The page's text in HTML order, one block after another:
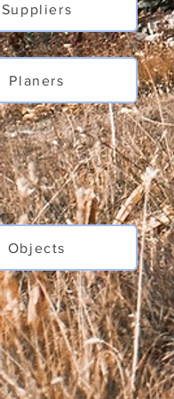
Suppliers
Planers
Objects